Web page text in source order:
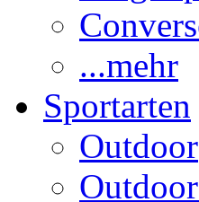
...mehr
Sportarten
Outdoor